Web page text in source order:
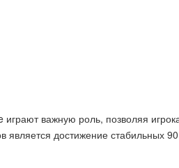
играют важную роль, позволяя
является достижение стабильных